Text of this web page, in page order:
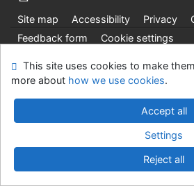
Site map Accessibility Privacy
Feedback form
Cookie settings
Univerzitní knihovna - Univerzita
This site uses cookies to make
more about how we use cookies.
Accept all
Settings
Reject all